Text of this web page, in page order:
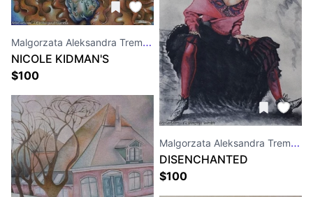
Malgorzata Aleksandra Trembla
NICOLE KIDMAN'S
PORTRAIT
$100
Malgorzata Aleksandra Trembla
DISENCHANTED
$100